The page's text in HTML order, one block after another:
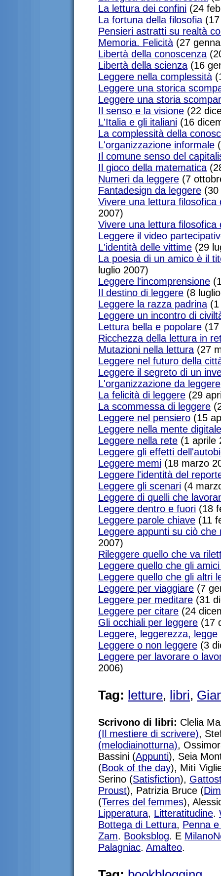
La lettura dei confini (24
La fortuna della filosofia
Pensieri astratti su realtà
Memoria. Felicità (27
Libertà della conoscenza
Libertà della scienza (16
Leggere nella complessità
Leggere una storica
Leggere una storia
Il senso e la visione (22
L'Italia e gli italiani (16
La complessità della
L'organizzazione informale
Il comune senso del
Il gioco della matematica
Numeri da leggere (7
Fantadesign da leggere
Vivere una lettura filosofica
2007)
Vivere una lettura filosofica
Leggere il video
L'identità delle vittime (29
La poesia di un amico è il
luglio 2007)
Leggere l'incomprensione
Il destino di leggere (8
Leggere la razza padrina
Leggere un incontro di
Lettura bella e popolare
Ricchezza della lettura in
Mutazioni nella lettura (27
Leggere nel futuro della
Leggere il segreto di un
L'organizzazione da leggere
La felicità di leggere (29
La scommessa di leggere
Leggere nel pensiero (15
Leggere nella mente digitale
Leggere nella rete (1 aprile
Leggere gli effetti
Leggere memi (18 marzo
Leggere l'identità del
Leggere gli scenari (4
Leggere di quelli che
Leggere dentro e fuori (18
Leggere parole chiave (11
Leggere appunti su ciò
2007)
Rileggere quello che va
Leggere quello che gli
Leggere quello che gli altri
Leggere per viaggiare (7
Leggere per meditare (31
Leggere per citare (24
Gli occhiali per leggere (17
Leggere, leggerezza, legge
Leggere o non leggere (3
Leggere per lavorare o
2006)
Tag: letture, libri,
Scrivono di libri: Clelia
(Il mestiere di scrivere),
(melodiainotturna),
Bassini (Appunti), Seia
(Book of the day), Mitì
Serino (Satisfiction),
Proust), Patrizia Bruce (
(Terres del femmes),
Lipperatura, Litteratitudine.
Bottega di Lettura, Penna
Zam. Booksblog. E
Palagniac. Amalteo.